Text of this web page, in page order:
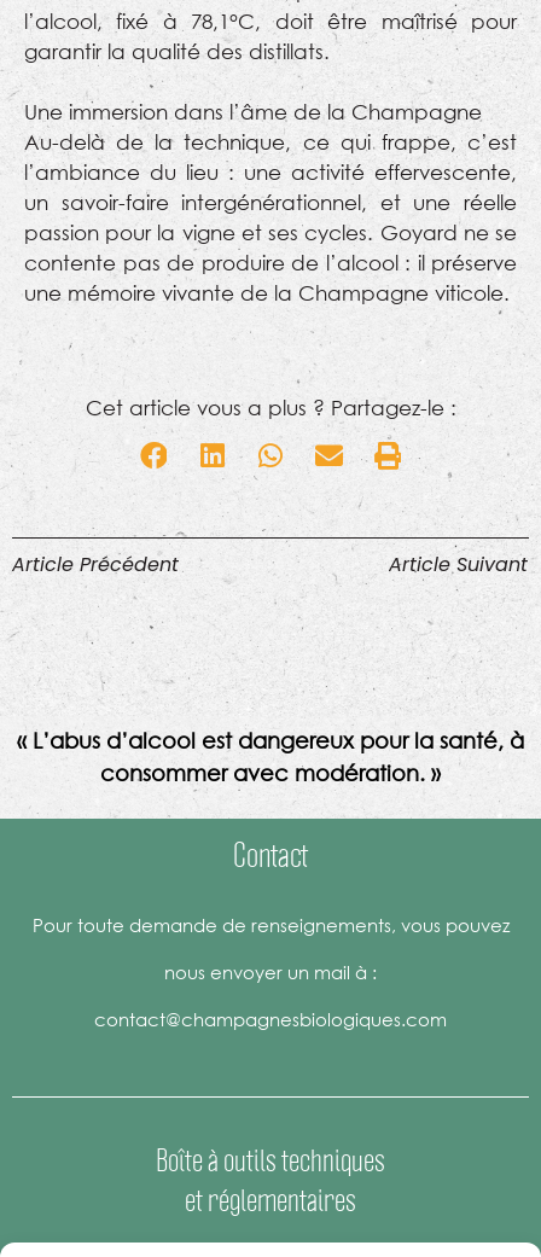
l’alcool, fixé à 78,1°C, doit être maîtrisé pour
garantir la qualité des distillats.
Une immersion dans l’âme de la Champagne
Au-delà de la technique, ce qui frappe, c’est
l’ambiance du lieu : une activité effervescente,
un savoir-faire intergénérationnel, et une réelle
passion pour la vigne et ses cycles. Goyard ne se
contente pas de produire de l’alcool : il préserve
une mémoire vivante de la Champagne viticole.
Cet article vous a plus ? Partagez-le :
Article Précédent Article Suivant
« L’abus d’alcool est dangereux pour la santé, à
consommer avec modération. »
Contact
Pour toute demande de renseignements, vous pouvez
nous envoyer un mail à :
contact@champagnesbiologiques.com
Boîte à outils techniques
et réglementaires